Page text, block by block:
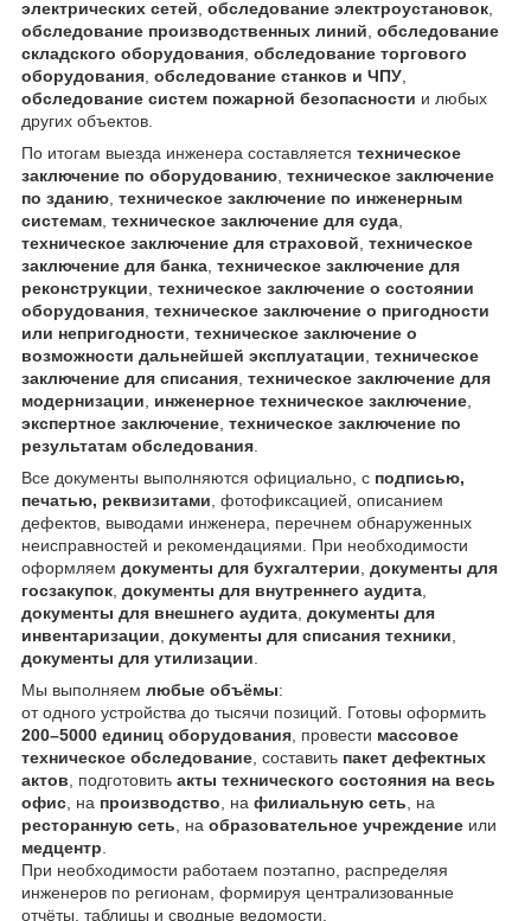
электрических сетей обследование электроустановок
обследование производственных линий обследование
складского оборудования обследование торгового
оборудования обследование станков и ЧПУ
обследование систем пожарной безопасности и любых
других объектов.
По итогам выезда инженера составляется техническое
заключение по оборудованию техническое заключение
по зданию техническое заключение по инженерным
системам техническое заключение для суда
техническое заключение для страховой техническое
заключение для банка техническое заключение для
реконструкции техническое заключение о состоянии
оборудования техническое заключение о пригодности
или непригодности техническое заключение о
возможности дальнейшей эксплуатации техническое
заключение для списания техническое заключение для
модернизации
инженерное техническое заключение
экспертное заключение техническое заключение по
результатам обследования
Все документы выполняются официально, с подписью,
печатью, реквизитами , фотофиксацией, описанием
дефектов, выводами инженера, перечнем обнаруженных
неисправностей и рекомендациями. При необходимости
оформляем документы для бухгалтерии документы для
госзакупок документы для внутреннего аудита
документы для внешнего аудита документы для
инвентаризации документы для списания техники
документы для утилизации
Мы выполняем любые объёмы:
от одного устройства до тысячи позиций. Готовы оформить
200–5000 единиц оборудования , провести массовое
техническое обследование , составить пакет дефектных
актов , подготовить акты технического состояния на весь
офис , на производство , на филиальную сеть , на
ресторанную сеть , на образовательное учреждение или
медцентр
При необходимости работаем поэтапно, распределяя
инженеров по регионам, формируя централизованные
отчёты, таблицы и сводные ведомости.